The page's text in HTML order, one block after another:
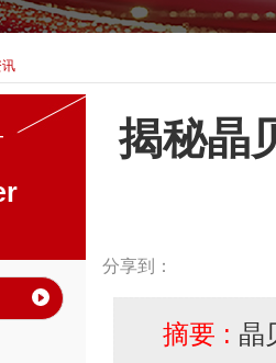
揭秘晶
分享到：
摘要 : 晶